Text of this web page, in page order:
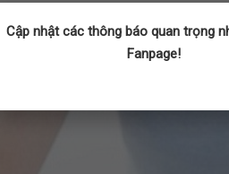
tuyển học bạ ở TPHCM năm
Cập nhật các thông báo quan trọng
Fanpage!